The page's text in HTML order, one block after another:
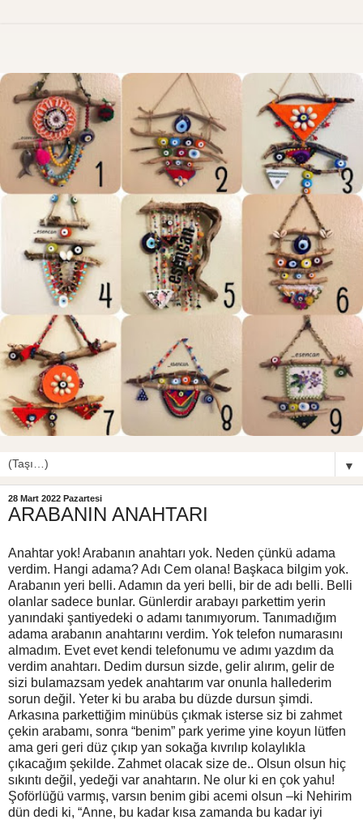
▼
28 Mart 2022 Pazartesi
ARABANIN ANAHTARI
Anahtar yok! Arabanın anahtarı yok. Neden çünkü adama
verdim. Hangi adama? Adı Cem olana! Başkaca bilgim yok.
Arabanın yeri belli. Adamın da yeri belli, bir de adı belli. Belli
olanlar sadece bunlar. Günlerdir arabayı parkettim yerin
yanındaki şantiyedeki o adamı tanımıyorum. Tanımadığım
adama arabanın anahtarını verdim. Yok telefon numarasını
almadım. Evet evet kendi telefonumu ve adımı yazdım da
verdim anahtarı. Dedim dursun sizde, gelir alırım, gelir de
sizi bulamazsam yedek anahtarım var onunla hallederim
sorun değil. Yeter ki bu araba bu düzde dursun şimdi.
Arkasına parkettiğim minübüs çıkmak isterse siz bi zahmet
çekin arabamı, sonra “benim” park yerime yine koyun lütfen
ama geri geri düz çıkıp yan sokağa kıvrılıp kolaylıkla
çıkacağım şekilde. Zahmet olacak size de.. Olsun olsun hiç
sıkıntı değil, yedeği var anahtarın. Ne olur ki en çok yahu!
Şoförlüğü varmış, varsın benim gibi acemi olsun –ki Nehirim
dün dedi ki, “Anne, bu kadar kısa zamanda bu kadar iyi